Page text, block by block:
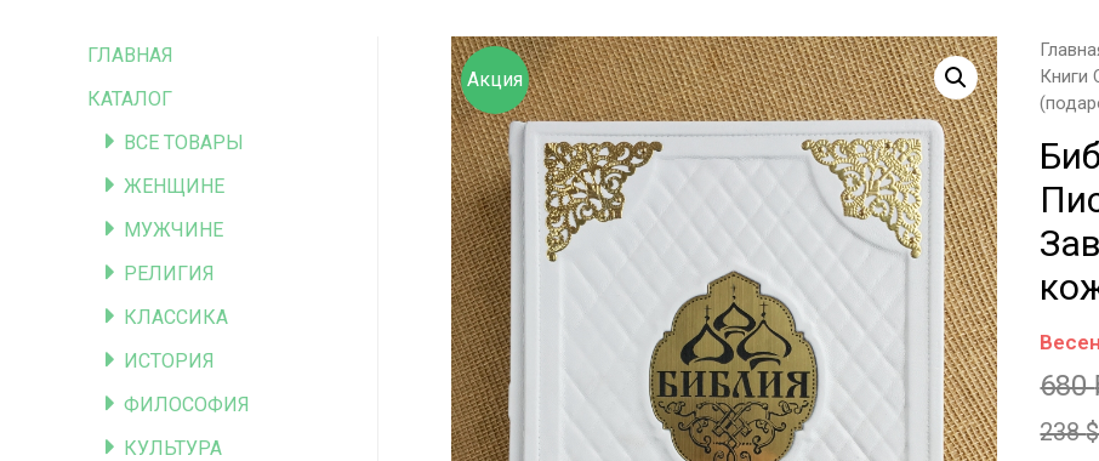
ГЛАВНАЯ
КАТАЛОГ
ВСЕ ТОВАРЫ
ЖЕНЩИНЕ
МУЖЧИНЕ
РЕЛИГИЯ
КЛАССИКА
ИСТОРИЯ
ФИЛОСОФИЯ
КУЛЬТУРА
Акция
Книги
680
238